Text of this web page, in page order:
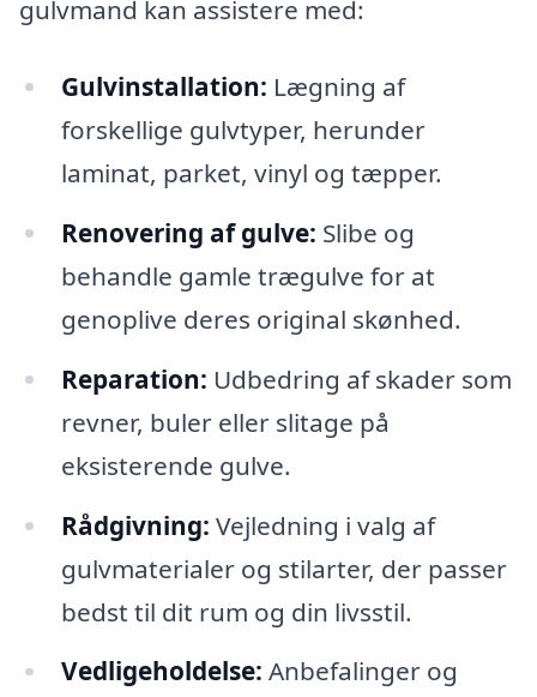
gulvmand kan assistere med:
Gulvinstallation: Lægning af
forskellige gulvtyper, herunder
laminat, parket, vinyl og tæpper.
Renovering af gulve: Slibe og
behandle gamle trægulve for at
genoplive deres original skønhed.
Reparation: Udbedring af skader som
revner, buler eller slitage på
eksisterende gulve.
Rådgivning: Vejledning i valg af
gulvmaterialer og stilarter, der passer
bedst til dit rum og din livsstil.
Vedligeholdelse: Anbefalinger og